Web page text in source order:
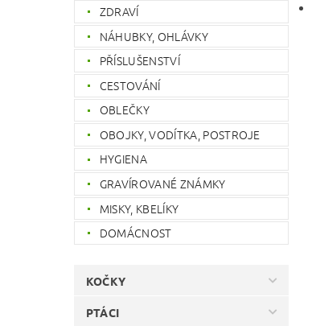
ZDRAVÍ
NÁHUBKY, OHLÁVKY
PŘÍSLUŠENSTVÍ
CESTOVÁNÍ
OBLEČKY
OBOJKY, VODÍTKA, POSTROJE
HYGIENA
GRAVÍROVANÉ ZNÁMKY
MISKY, KBELÍKY
DOMÁCNOST
KOČKY
PTÁCI